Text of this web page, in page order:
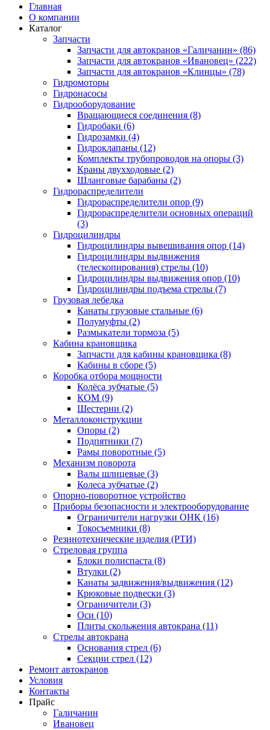
Главная
О компании
Каталог
Запчасти
Запчасти для автокранов «Галичанин» (86)
Запчасти для автокранов «Ивановец» (222)
Запчасти для автокранов «Клинцы» (78)
Гидромоторы
Гидронасосы
Гидрооборудование
Вращающиеся соединения (8)
Гидробаки (6)
Гидрозамки (4)
Гидроклапаны (12)
Комплекты трубопроводов на опоры (3)
Краны двухходовые (2)
Шланговые барабаны (2)
Гидрораспределители
Гидрораспределители опор (9)
Гидрораспределители основных операций
(3)
Гидроцилиндры
Гидроцилиндры вывешивания опор (14)
Гидроцилиндры выдвижения
(телескопирования) стрелы (10)
Гидроцилиндры выдвижения опор (10)
Гидроцилиндры подъема стрелы (7)
Грузовая лебедка
Канаты грузовые стальные (6)
Полумуфты (2)
Размыкатели тормоза (5)
Кабина крановщика
Запчасти для кабины крановщика (8)
Кабины в сборе (5)
Коробка отбора мощности
Колёса зубчатые (5)
КОМ (9)
Шестерни (2)
Металлоконструкции
Опоры (2)
Подпятники (7)
Рамы поворотные (5)
Механизм поворота
Валы шлицевые (3)
Колеса зубчатые (2)
Опорно-поворотное устройство
Приборы безопасности и электрооборудование
Ограничители нагрузки ОНК (16)
Токосъемники (8)
Резинотехнические изделия (РТИ)
Стреловая группа
Блоки полиспаста (8)
Втулки (2)
Канаты задвижения/выдвижения (12)
Крюковые подвески (3)
Ограничители (3)
Оси (10)
Плиты скольжения автокрана (11)
Стрелы автокрана
Основания стрел (6)
Секции стрел (12)
Ремонт автокранов
Условия
Контакты
Прайс
Галичанин
Ивановец